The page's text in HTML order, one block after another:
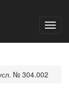
№ 304.002